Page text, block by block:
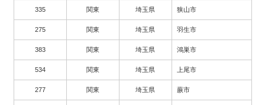
335 関東 埼玉県 狭山市
275 関東 埼玉県 羽生市
383 関東 埼玉県 鴻巣市
534 関東 埼玉県 上尾市
277 関東 埼玉県 蕨市